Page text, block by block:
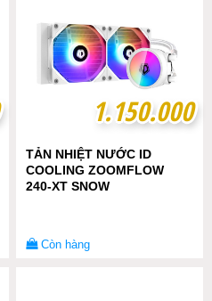
1.150.000
1.150.000
TẢN NHIỆT NƯỚC ID
COOLING ZOOMFLOW
240-XT SNOW
Còn hàng